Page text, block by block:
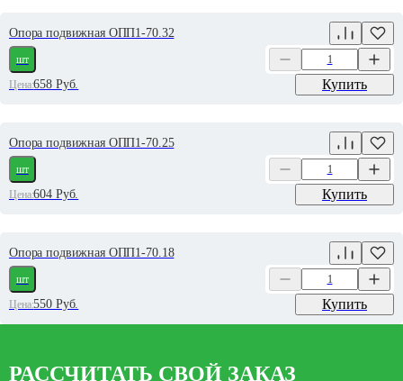
Опора подвижная ОПП1-70.32
шт
Цена:658 Руб. Купить
Опора подвижная ОПП1-70.25
шт
Цена:604 Руб. Купить
Опора подвижная ОПП1-70.18
шт
Цена:550 Руб. Купить
РАССЧИТАТЬ СВОЙ ЗАКАЗ